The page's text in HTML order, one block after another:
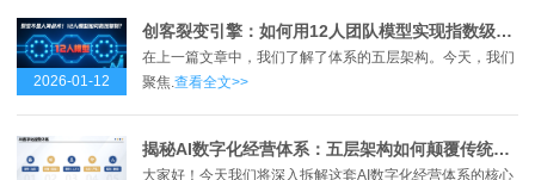
2026-01-12
创客裂变引擎：如何用12人团队模型实现指数级增长？
在上一篇文章中，我们了解了体系的五层架构。今天，我们
聚焦. 查看全文>>
揭秘AI数字化经营体系：五层架构如何颠覆传统商业模式？
大家好！今天我们将深入拆解这套AI数字化经营体系的核心